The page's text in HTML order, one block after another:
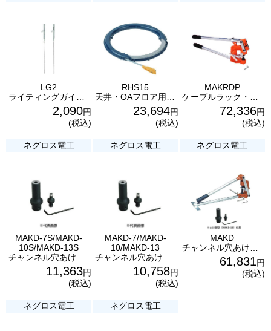
LG2
2,090円
(税込)
RHS15
23,694円
(税込)
MAKRDP
72,336円
(税込)
ネグロス電工
MAKD-7S/MAKD-
10S/MAKD-13S
11,363円
(税込)
ネグロス電工
MAKD-7/MAKD-
10/MAKD-13
10,758円
(税込)
ネグロス電工
MAKD
61,831円
(税込)
ネグロス電工 ネグロス電工